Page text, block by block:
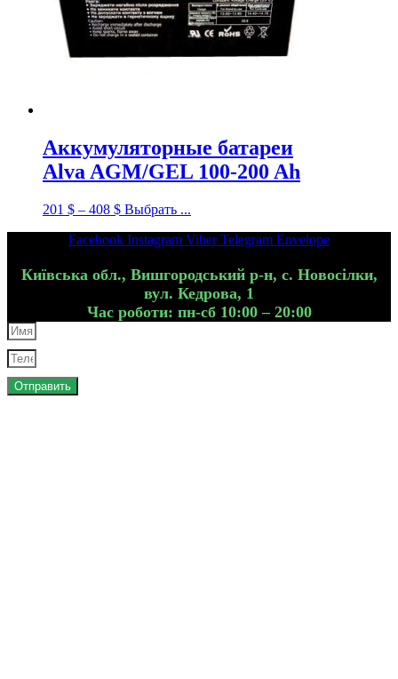
Аккумуляторные батареи
Alva AGM/GEL 100-200 Ah
201 $ – 408 $ Выбрать ...
Facebook Instagram Viber Telegram Envelope
Київська обл., Вишгородський р-н, с. Новосілки,
вул. Кедрова, 1
Час роботи: пн-сб 10:00 – 20:00
Отправить